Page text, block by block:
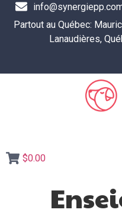
Partout au Québec:
Lanaudières,
SERVICES
RESSOURCES ET
$0.00